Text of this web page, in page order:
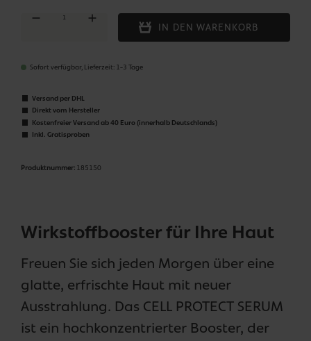
Sofort verfügbar, Lieferzeit: 1-3 Tage
Produkt Anzahl: Gib den gewünschten Wert ein oder benutze die Schaltflächen um die
IN DEN WARENKORB
Versand per DHL
Direkt vom Hersteller
Kostenfreier Versand ab 40 Euro (innerhalb Deutschlands)
Inkl. Gratisproben
Produktnummer: 185150
Wirkstoffbooster für Ihre Haut
Freuen Sie sich jeden Morgen über eine
glatte, erfrischte Haut mit neuer
Ausstrahlung. Das CELL PROTECT SERUM
ist ein hochkonzentrierter Booster, der